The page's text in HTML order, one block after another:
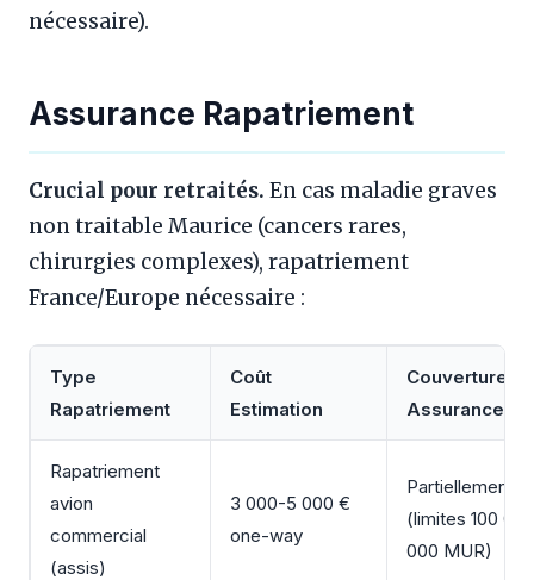
nécessaire).
Assurance Rapatriement
Crucial pour retraités. En cas maladie graves
non traitable Maurice (cancers rares,
chirurgies complexes), rapatriement
France/Europe nécessaire :
Type
Rapatriement
Coût
Estimation
Couverture
Assurance
Rapatriement
avion
commercial
(assis)
3 000-5 000 €
one-way
Partiellement
(limites 100
000 MUR)